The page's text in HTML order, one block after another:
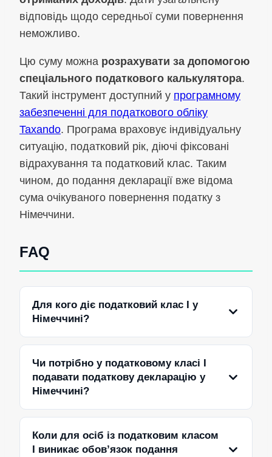
відповідь щодо середньої суми повернення
неможливо.
Цю суму можна розрахувати за допомогою
спеціального податкового калькулятора.
Такий інструмент доступний у програмному
забезпеченні для податкового обліку
Taxando. Програма враховує індивідуальну
ситуацію, податковий рік, діючі фіксовані
відрахування та податковий клас. Таким
чином, до подання декларації вже відома
сума очікуваного повернення податку з
Німеччини.
FAQ
Для кого діє податковий клас I у
Німеччині?
Чи потрібно у податковому класі I
подавати податкову декларацію у
Німеччині?
Коли для осіб із податковим класом
I виникає обов’язок подання